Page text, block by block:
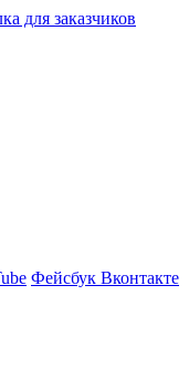
для заказчиков
Фейсбук Вконтакте